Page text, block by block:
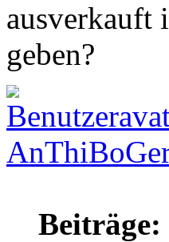
ausverkauft
geben?
Beiträge: